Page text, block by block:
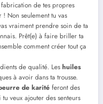
de tes propres
! Non seulement tu vas
vraiment prendre soin de ta
Prêt(e) à faire briller ta
comment créer tout ça
de qualité. Les huiles
à avoir dans ta trousse.
de karité feront des
veux ajouter des senteurs